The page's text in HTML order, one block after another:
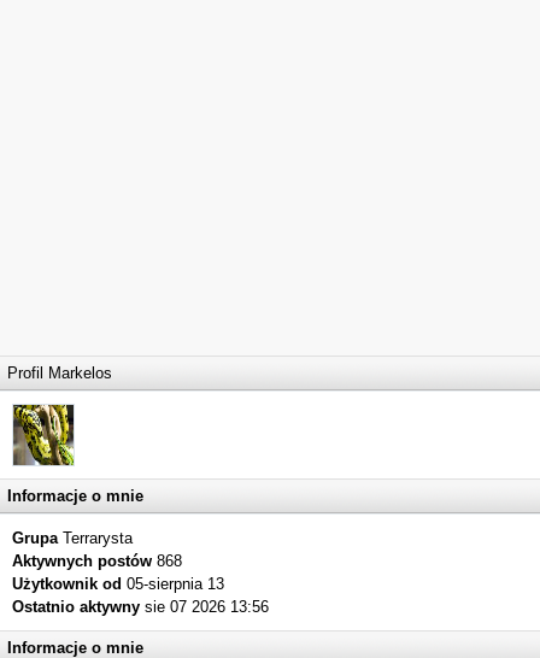
Profil Markelos
Informacje o mnie
GrupaTerrarysta
Aktywnych postów 868
Użytkownik od 05-sierpnia 13
Ostatnio aktywny sie 07 2026 13:56
Informacje o mnie